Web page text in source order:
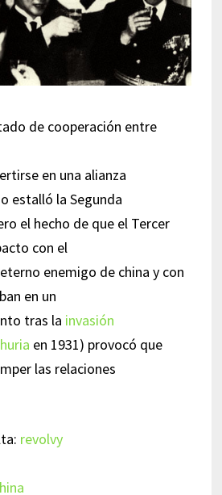
de cooperación entre
en una alianza
estalló la Segunda
el hecho de que el Tercer
con el
enemigo de china y con
en un
tras la invasión
en 1931) provocó que
las relaciones
revolvy